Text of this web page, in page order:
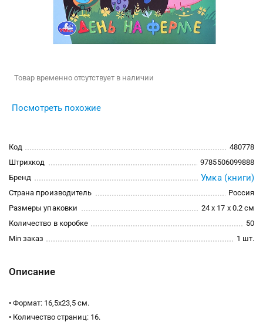
Товар временно отсутствует в наличии
Посмотреть похожие
Код
480778
Штрихкод
9785506099888
Бренд
Умка (книги)
Страна производитель
Россия
Размеры упаковки
24 x 17 x 0.2 см
Количество в коробке
50
Min заказ
1 шт.
Описание
• Формат: 16,5х23,5 см.
• Количество страниц: 16.